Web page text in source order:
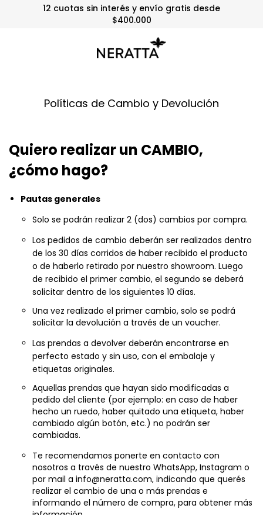
Quiero realizar un CAMBIO,
¿cómo hago?
Solo se podrán realizar 2 (dos) cambios por compra.
Los pedidos de cambio deberán ser realizados dentro
de los 30 días corridos de haber recibido el producto
o de haberlo retirado por nuestro showroom. Luego
de recibido el primer cambio, el segundo se deberá
solicitar dentro de los siguientes 10 días.
Una vez realizado el primer cambio, solo se podrá
solicitar la devolución a través de un voucher.
perfecto estado y sin uso, con el embalaje y
etiquetas originales.
Aquellas prendas que hayan sido modificadas a
pedido del cliente (por ejemplo: en caso de haber
hecho un ruedo, haber quitado una etiqueta, haber
cambiado algún botón, etc.) no podrán ser
cambiadas.
nosotros a través de nuestro WhatsApp, Instagram o
por mail a info@neratta.com , indicando que querés
realizar el cambio de una o más prendas e
informando el número de compra, para obtener más
información.